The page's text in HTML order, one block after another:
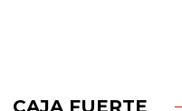
CAJA FUERTE